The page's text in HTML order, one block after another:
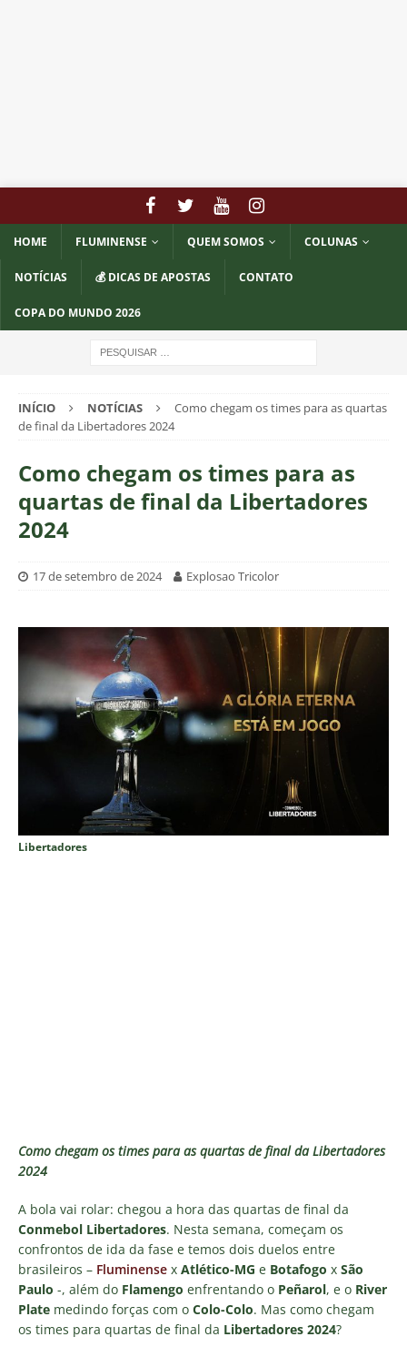
HOME FLUMINENSE QUEM SOMOS COLUNAS
NOTÍCIAS 💰 DICAS DE APOSTAS CONTATO
COPA DO MUNDO 2026
INÍCIO NOTÍCIAS
Como chegam os times para as quartas
de final da Libertadores 2024
Como chegam os times para as
quartas de final da Libertadores
2024
17 de setembro de 2024 Explosao Tricolor
Libertadores
Como chegam os times para as quartas de final da Libertadores
2024
A bola vai rolar: chegou a hora das quartas de final da
Conmebol Libertadores. Nesta semana, começam os
confrontos de ida da fase e temos dois duelos entre
brasileiros – Fluminense x Atlético-MG e Botafogo x São
Paulo -, além do Flamengo enfrentando o Peñarol, e o River
Plate medindo forças com o Colo-Colo. Mas como chegam
os times para quartas de final da Libertadores 2024?